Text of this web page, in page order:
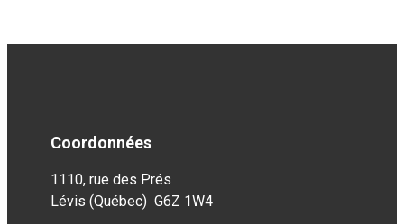
Coordonnées
1110, rue des Prés
Lévis (Québec) G6Z 1W4